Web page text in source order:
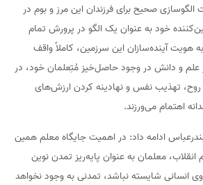
الگوسازی صحیح برای فرزندان این مرز و بوم در
خود به عنوان یک الگو در پرورش تمام
آینده‌سازان این سرزمین، کاملاً واقف
و دانش در وجود حاصل‌خیز مُتِعلمان خود، در
روح، تهذیب نفس و نهادینه کردن ارزش‌های
اهتمام می‌ورزند.
ادامه داد: در اهمیت جایگاه معلم همین
معلمان به عنوان پایه‌ریز تمدن نوین
انسانی شایسته نباشد، تمدنی به وجود نخواهد